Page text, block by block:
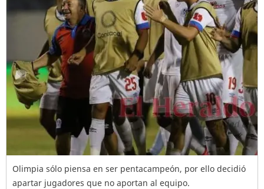
Olimpia sólo piensa en ser pentacampeón, por ello decidió
apartar jugadores que no aportan al equipo.